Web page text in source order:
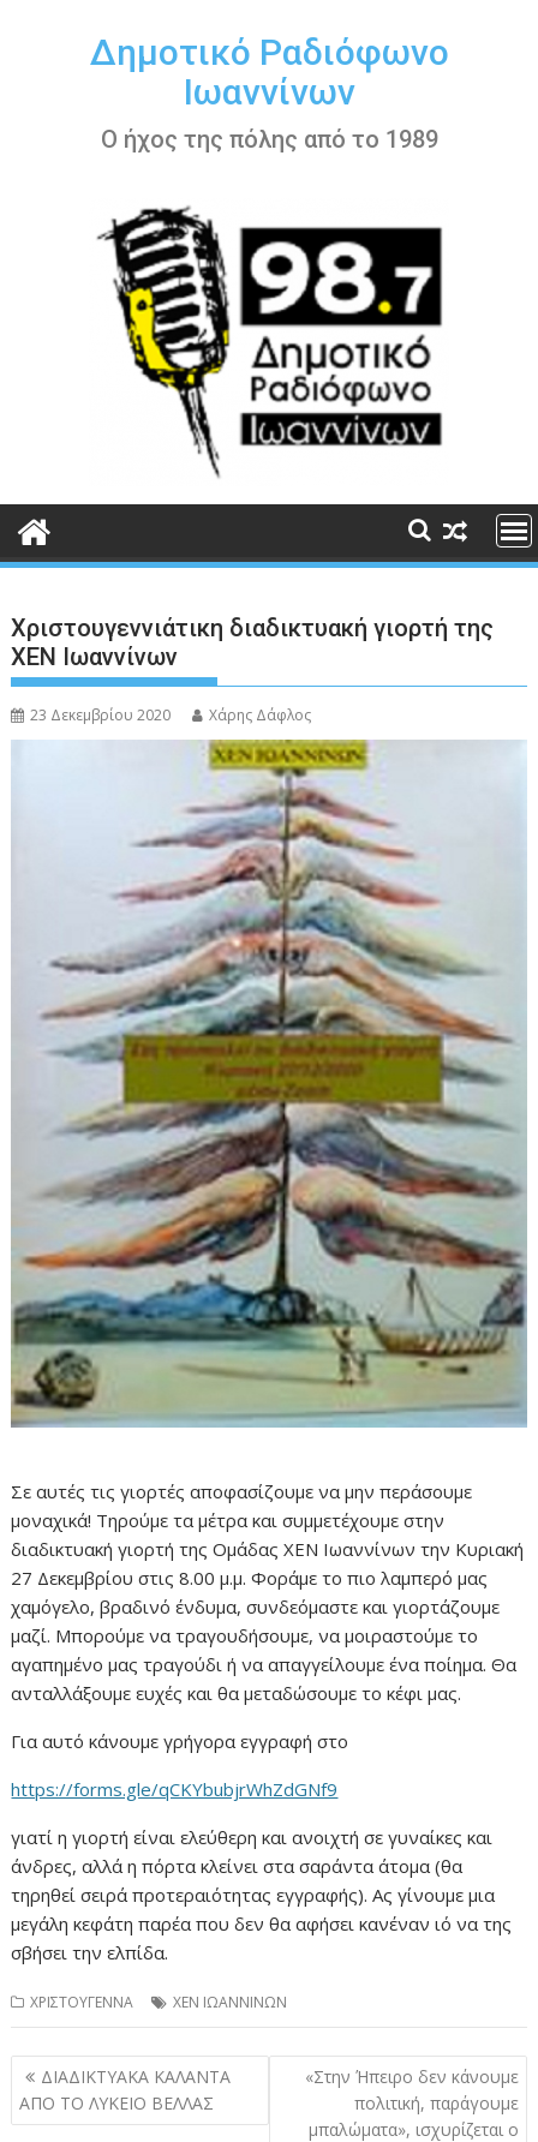
περιεχόμενοΔημοτικό Ραδιόφωνο
Ιωαννίνων
Ο ήχος της πόλης από το 1989
Χριστουγεννιάτικη διαδικτυακή γιορτή της
ΧΕΝ Ιωαννίνων
23 Δεκεμβρίου 2020 Χάρης Δάφλος
Σε αυτές τις γιορτές αποφασίζουμε να μην περάσουμε
μοναχικά! Τηρούμε τα μέτρα και συμμετέχουμε στην
διαδικτυακή γιορτή της Ομάδας ΧΕΝ Ιωαννίνων την Κυριακή
27 Δεκεμβρίου στις 8.00 μ.μ. Φοράμε το πιο λαμπερό μας
χαμόγελο, βραδινό ένδυμα, συνδεόμαστε και γιορτάζουμε
μαζί. Μπορούμε να τραγουδήσουμε, να μοιραστούμε το
αγαπημένο μας τραγούδι ή να απαγγείλουμε ένα ποίημα. Θα
ανταλλάξουμε ευχές και θα μεταδώσουμε το κέφι μας.
Για αυτό κάνουμε γρήγορα εγγραφή στο
https://forms.gle/qCKYbubjrWhZdGNf9
γιατί η γιορτή είναι ελεύθερη και ανοιχτή σε γυναίκες και
άνδρες, αλλά η πόρτα κλείνει στα σαράντα άτομα (θα
τηρηθεί σειρά προτεραιότητας εγγραφής). Ας γίνουμε μια
μεγάλη κεφάτη παρέα που δεν θα αφήσει κανέναν ιό να της
σβήσει την ελπίδα.
ΧΡΙΣΤΟΥΓΕΝΝΑ ΧΕΝ ΙΩΑΝΝΙΝΩΝ
Πλοήγηση
άρθρων
ΔΙΑΔΙΚΤΥΑΚΑ ΚΑΛΑΝΤΑ
ΑΠΟ ΤΟ ΛΥΚΕΙΟ ΒΕΛΛΑΣ
«Στην Ήπειρο δεν κάνουμε
πολιτική, παράγουμε
μπαλώματα», ισχυρίζεται ο